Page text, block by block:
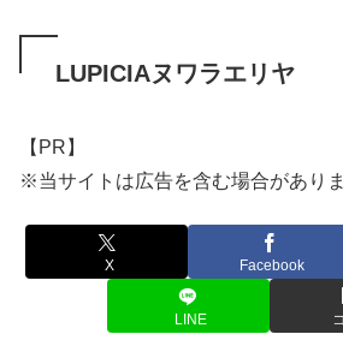
LUPICIAヌワラエリヤ
【PR】
※当サイトは広告を含む場合があり
X Facebook
LINE